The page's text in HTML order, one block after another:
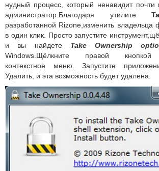
нудный процесс, который ненавидит
администратор.Благодаря утилите
разработанной Rizone,изменить
в один клик. Просто запустите
и вы найдете Take Ownership
Windows.Щёлкните правой кнопкой
контекстное меню. Запустите
Удалить, и эта возможность будет удалена.